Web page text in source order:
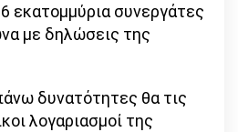
εκατομμύρια συνεργάτες
με δηλώσεις της
δυνατότητες θα τις
λογαριασμοί της